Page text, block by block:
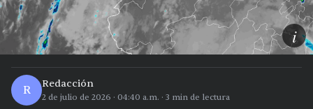
i
R Redacción
2 de julio de 2026 · 04:40 a.m. · 3 min de lectura